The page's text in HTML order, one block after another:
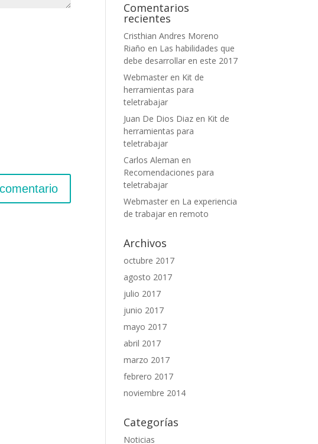
Comentarios
recientes
Cristhian Andres Moreno
Riaño en Las habilidades que
debe desarrollar en este 2017
Webmaster en Kit de
herramientas para
teletrabajar
Juan De Dios Diaz en Kit de
herramientas para
teletrabajar
Carlos Aleman en
Recomendaciones para
teletrabajar
Webmaster en La experiencia
de trabajar en remoto
Archivos
octubre 2017
agosto 2017
julio 2017
junio 2017
mayo 2017
abril 2017
marzo 2017
febrero 2017
noviembre 2014
Categorías
Noticias